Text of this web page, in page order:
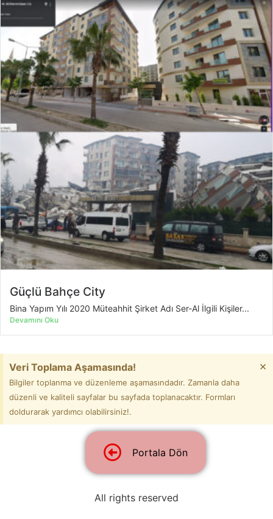
Güçlü Bahçe City
Bina Yapım Yılı 2020 Müteahhit Şirket Adı Ser-Al İlgili Kişiler...
Devamını Oku
Veri Toplama Aşamasında!
Bilgiler toplanma ve düzenleme aşamasındadır. Zamanla daha
düzenli ve kaliteli sayfalar bu sayfada toplanacaktır. Formları
doldurarak yardımcı olabilirsiniz!.
×
Portala Dön
All rights reserved